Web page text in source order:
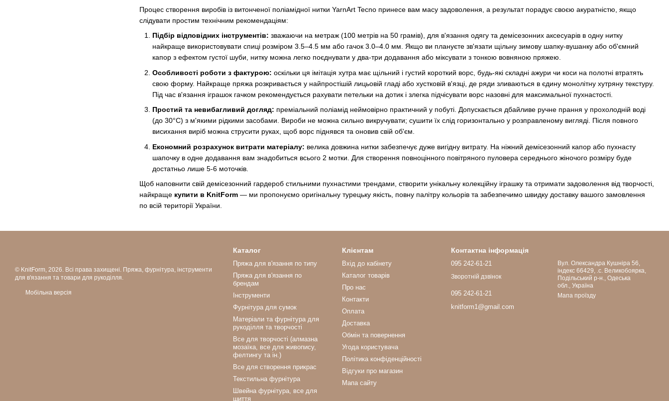
Процес створення виробів із витонченої поліамідної нитки YarnArt Tecno принесе вам масу задоволення, а результат порадує своєю акуратністю, якщо
слідувати простим технічним рекомендаціям:
Підбір відповідних інструментів: зважаючи на метраж (100 метрів на 50 грамів), для в'язання одягу та демісезонних аксесуарів в одну нитку
найкраще використовувати спиці розміром 3.5–4.5 мм або гачок 3.0–4.0 мм. Якщо ви плануєте зв'язати щільну зимову шапку-вушанку або об'ємний
капор з ефектом густої шуби, нитку можна легко поєднувати у два-три додавання або міксувати з тонкою вовняною пряжею.
Особливості роботи з фактурою: оскільки ця імітація хутра має щільний і густий короткий ворс, будь-які складні ажури чи коси на полотні втратять
свою форму. Найкраще пряжа розкривається у найпростішій лицьовій гладі або хустковій в'язці, де ряди зливаються в єдину монолітну хутряну текстуру.
Під час в'язання іграшок гачком рекомендується рахувати петельки на дотик і злегка підчісувати ворс назовні для максимальної пухнастості.
Простий та невибагливий догляд: преміальний поліамід неймовірно практичний у побуті. Допускається дбайливе ручне прання у прохолодній воді
(до 30°C) з м'якими рідкими засобами. Вироби не можна сильно викручувати; сушити їх слід горизонтально у розправленому вигляді. Після повного
висихання виріб можна струсити руках, щоб ворс піднявся та оновив свій об'єм.
Економний розрахунок витрати матеріалу: велика довжина нитки забезпечує дуже вигідну витрату. На ніжний демісезонний капор або пухнасту
шапочку в одне додавання вам знадобиться всього 2 мотки. Для створення повноцінного повітряного пуловера середнього жіночого розміру буде
достатньо лише 5-6 моточків.
Щоб наповнити свій демісезонний гардероб стильними пухнастими трендами, створити унікальну колекційну іграшку та отримати задоволення від творчості,
найкраще купити в KnitForm — ми пропонуємо оригінальну турецьку якість, повну палітру кольорів та забезпечимо швидку доставку вашого замовлення
по всій території України.
© KnitForm, 2026. Всі права захищені. Пряжа, фурнітура, інструменти
для в'язання та товари для рукоділля.
Мобільна версія
Каталог
Пряжа для в'язання по типу
Пряжа для в'язання по
брендам
Інструменти
Фурнітура для сумок
Матеріали та фурнітура для
рукоділля та творчості
Все для творчості (алмазна
мозаїка, все для живопису,
фелтингу та ін.)
Все для створення прикрас
Текстильна фурнітура
Швейна фурнітура, все для
шиття
Клієнтам
Вхід до кабінету
Каталог товарів
Про нас
Контакти
Оплата
Доставка
Обмін та повернення
Угода користувача
Політика конфіденційності
Відгуки про магазин
Мапа сайту
Контактна інформація
095 242-61-21
Зворотній дзвінок
095 242-61-21
knitform1@gmail.com
Вул. Олександра Кушніра 56,
індекс 66429, .с. Великобоярка,
Подільський р-н., Одеська
обл., Україна
Мапа проїзду